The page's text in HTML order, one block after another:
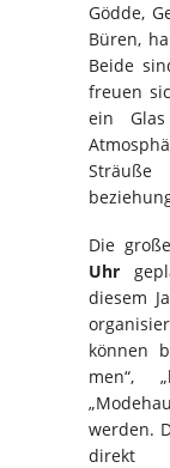
Gödde,
Büren,
Beide
freuen
ein
Die große
Uhr
diesem
können
men“,
werden.
direkt